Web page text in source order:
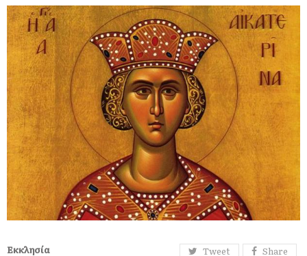
Tweet Share
Εκκλησία